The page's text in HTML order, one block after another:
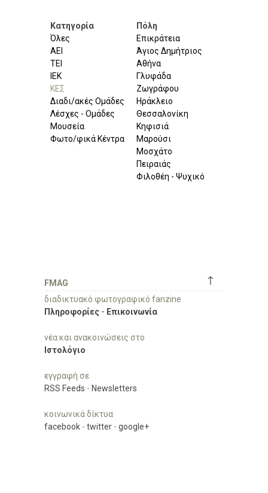
Κατηγορία
Όλες
ΑΕΙ
ΤΕΙ
ΙΕΚ
ΚΕΣ
Διαδι/ακές Ομάδες
Λέσχες - Ομάδες
Μουσεία
Φωτο/φικά Κέντρα
Πόλη
Επικράτεια
Άγιος Δημήτριος
Αθήνα
Γλυφάδα
Ζωγράφου
Ηράκλειο
Θεσσαλονίκη
Κηφισιά
Μαρούσι
Μοσχάτο
Πειραιάς
Φιλοθέη - Ψυχικό
↑
FMAG
διαδικτυακό φωτογραφικό fanzine
Πληροφορίες - Επικοινωνία
νέα και ανακοινώσεις στο
Ιστολόγιο
εγγραφή σε
RSS Feeds - Newsletters
κοινωνικά δίκτυα
facebook - twitter - google+